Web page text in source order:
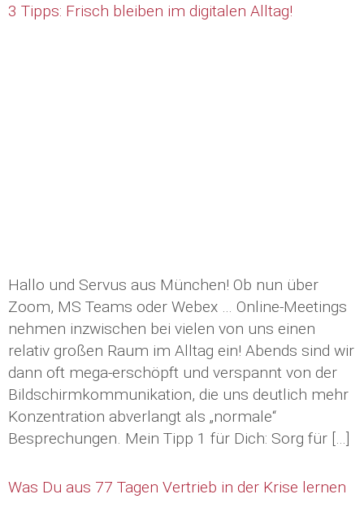
3 Tipps: Frisch bleiben im digitalen Alltag!
Hallo und Servus aus München! Ob nun über
Zoom, MS Teams oder Webex … Online-Meetings
nehmen inzwischen bei vielen von uns einen
relativ großen Raum im Alltag ein! Abends sind wir
dann oft mega-erschöpft und verspannt von der
Bildschirmkommunikation, die uns deutlich mehr
Konzentration abverlangt als „normale“
Besprechungen. Mein Tipp 1 für Dich: Sorg für […]
Was Du aus 77 Tagen Vertrieb in der Krise lernen